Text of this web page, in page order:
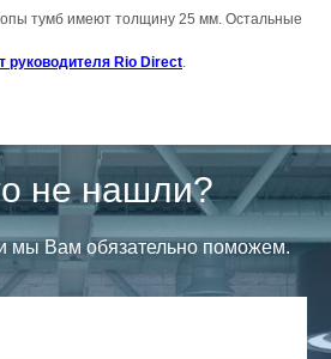
тумб имеют толщину 25 мм. Остальные
руководителя Rio Direct.
не нашли?
мы Вам обязательно поможем.